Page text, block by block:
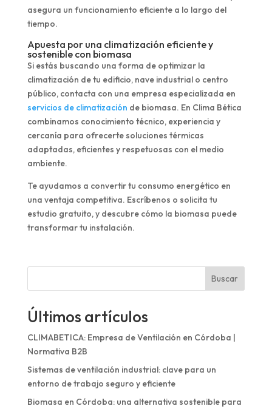
asegura un funcionamiento eficiente a lo largo del
tiempo.
Apuesta por una climatización eficiente y
sostenible con biomasa
Si estás buscando una forma de optimizar la
climatización de tu edificio, nave industrial o centro
público, contacta con una empresa especializada en
servicios de climatización de biomasa. En Clima Bética
combinamos conocimiento técnico, experiencia y
cercanía para ofrecerte soluciones térmicas
adaptadas, eficientes y respetuosas con el medio
ambiente.
Te ayudamos a convertir tu consumo energético en
una ventaja competitiva. Escríbenos o solicita tu
estudio gratuito, y descubre cómo la biomasa puede
transformar tu instalación.
Buscar
Últimos artículos
CLIMABETICA: Empresa de Ventilación en Córdoba |
Normativa B2B
Sistemas de ventilación industrial: clave para un
entorno de trabajo seguro y eficiente
Biomasa en Córdoba: una alternativa sostenible para